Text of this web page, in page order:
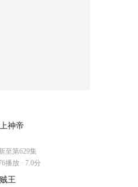
神帝
至第629集
播放 · 7.0分
王